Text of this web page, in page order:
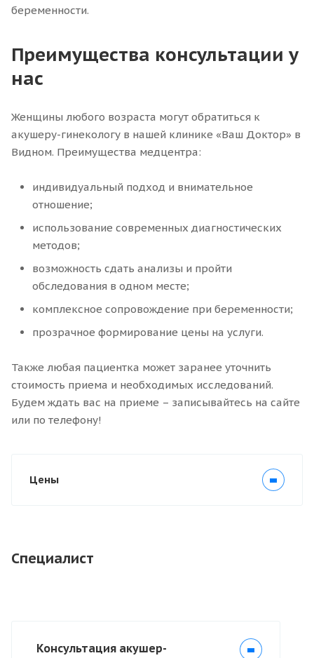
беременности.
Преимущества консультации у
нас
Женщины любого возраста могут обратиться к
акушеру-гинекологу в нашей клинике «Ваш Доктор» в
Видном. Преимущества медцентра:
индивидуальный подход и внимательное
отношение;
использование современных диагностических
методов;
возможность сдать анализы и пройти
обследования в одном месте;
комплексное сопровождение при беременности;
прозрачное формирование цены на услуги.
Также любая пациентка может заранее уточнить
стоимость приема и необходимых исследований.
Будем ждать вас на приеме – записывайтесь на сайте
или по телефону!
Цены
Специалист
Консультация акушер-